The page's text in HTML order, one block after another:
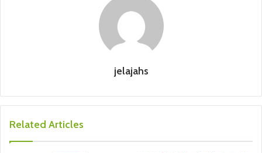
jelajahs
Related Articles